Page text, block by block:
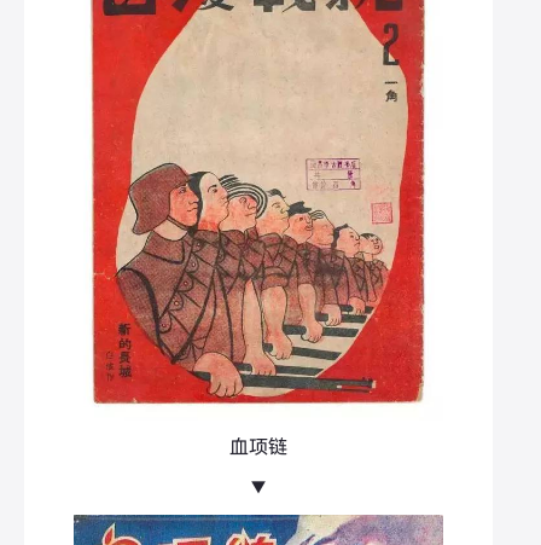
血项链
▼